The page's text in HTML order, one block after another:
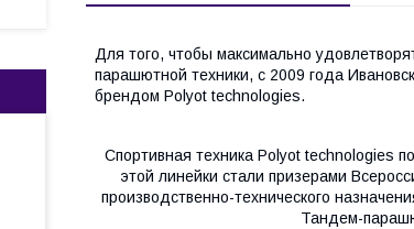
Для того, чтобы максимально
парашютной техники, с 2009 года
брендом Polyot technologies.
Спортивная техника Polyot technologies
этой линейки стали призерами
производственно-технического
Тандем-